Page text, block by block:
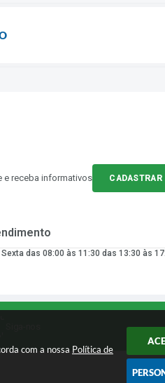
com a nossa Política de
das 08:00 às 11:30 das 13:30 às
e receba informativos CADASTRAR